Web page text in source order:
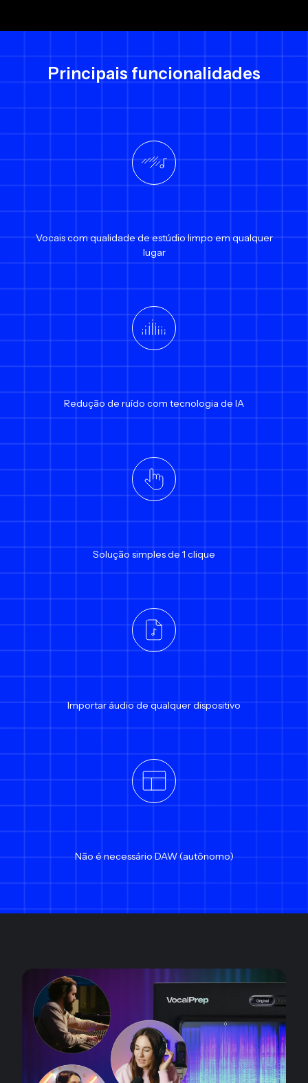
Principais funcionalidades
Vocais com qualidade de estúdio limpo em qualquer
lugar
Redução de ruído com tecnologia de IA
Solução simples de 1 clique
Importar áudio de qualquer dispositivo
Não é necessário DAW (autônomo)